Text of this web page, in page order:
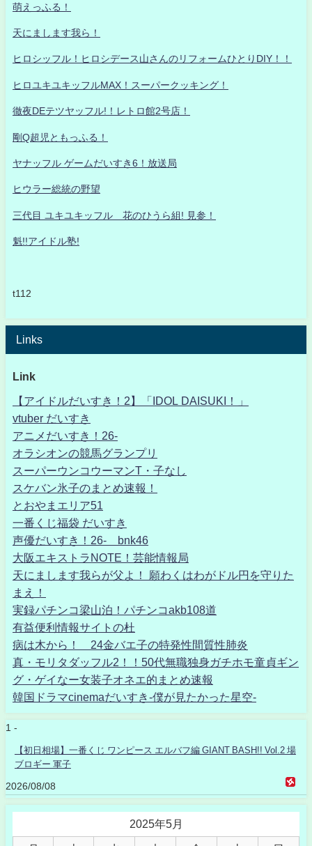
萌えっふる！
天にまします我ら！
ヒロシッフル！ヒロシデース山さんのリフォームひとりDIY！！
ヒロユキユキッフルMAX！スーパークッキング！
徹夜DEテツヤッフル!！レトロ館2号店！
剛Q超児ともっふる！
ヤナッフル ゲームだいすき6！放送局
ヒウラー総統の野望
三代目 ユキユキッフル 花のひうら組! 見参！
魁!!アイドル塾!
t112
Links
Link
【アイドルだいすき！2】「IDOL DAISUKI！」
vtuber だいすき
アニメだいすき！26-
オラシオンの競馬グランプリ
スーパーウンコウーマンT・子なし
スケバン氷子のまとめ速報！
とおやまエリア51
一番くじ福袋 だいすき
声優だいすき！26- bnk46
大阪エキストラNOTE！芸能情報局
天にまします我らが父よ！ 願わくはわがドル円を守りた
まえ！
実録パチンコ梁山泊！パチンコakb108道
有益便利情報サイトの杜
病は木から！ 24金バエ子の特発性間質性肺炎
真・モリタダッフル2！！50代無職独身ガチホモ童貞ギン
グ・ゲイなー女装子オネエ的まとめ速報
韓国ドラマcinemaだいすき-僕が見たかった星空-
1 -
【初日相場】一番くじ ワンピース エルバフ編 GIANT BASH!! Vol.2 場
ブロギー 軍子
2026/08/08
2025年5月